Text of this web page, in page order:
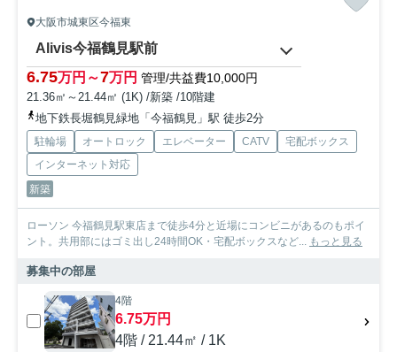
大阪市城東区今福東
Alivis今福鶴見駅前
6.75万円～7万円 管理/共益費10,000円
21.36㎡～21.44㎡ (1K) /新築 /10階建
地下鉄長堀鶴見緑地「今福鶴見」駅 徒歩2分
駐輪場 オートロック エレベーター CATV
宅配ボックス
インターネット対応
新築
ローソン 今福鶴見駅東店まで徒歩4分と近場にコンビニがあるのもポイ
ント。共用部にはゴミ出し24時間OK・宅配ボックスなど... もっと見る
募集中の部屋
4階
6.75万円
4階 / 21.44㎡ / 1K